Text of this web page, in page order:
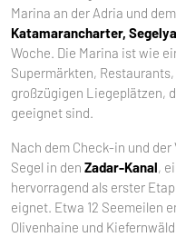
Marina an der Adria und
Katamarancharter,
Woche. Die Marina ist wie
Supermärkten,
großzügigen Liegeplätzen,
geeignet sind.
Nach dem Check-in und
Segel in den Zadar-Kanal,
hervorragend als erster
eignet. Etwa 12 Seemeilen
Olivenhaine und